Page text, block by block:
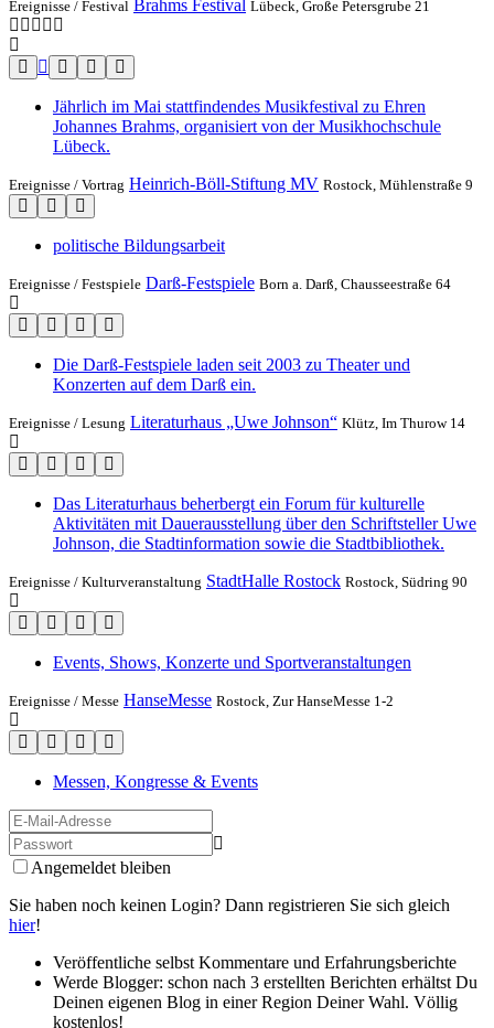
Ereignisse / Festival Brahms Festival Lübeck, Große Petersgrube 21
Jährlich im Mai stattfindendes Musikfestival zu Ehren
Johannes Brahms, organisiert von der Musikhochschule
Lübeck.
Ereignisse / Vortrag Heinrich-Böll-Stiftung MV Rostock, Mühlenstraße 9
politische Bildungsarbeit
Ereignisse / Festspiele Darß-Festspiele Born a. Darß, Chausseestraße 64
Die Darß-Festspiele laden seit 2003 zu Theater und
Konzerten auf dem Darß ein.
Ereignisse / Lesung Literaturhaus „Uwe Johnson“ Klütz, Im Thurow 14
Das Literaturhaus beherbergt ein Forum für kulturelle
Aktivitäten mit Dauerausstellung über den Schriftsteller Uwe
Johnson, die Stadtinformation sowie die Stadtbibliothek.
Ereignisse / Kulturveranstaltung StadtHalle Rostock Rostock, Südring 90
Events, Shows, Konzerte und Sportveranstaltungen
Ereignisse / Messe HanseMesse Rostock, Zur HanseMesse 1-2
Messen, Kongresse & Events
Angemeldet bleiben
Sie haben noch keinen Login? Dann registrieren Sie sich gleich
hier!
Veröffentliche selbst Kommentare und Erfahrungsberichte
Werde Blogger: schon nach 3 erstellten Berichten erhältst Du
Deinen eigenen Blog in einer Region Deiner Wahl. Völlig
kostenlos!